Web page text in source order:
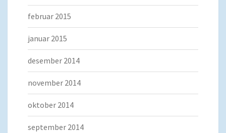
februar 2015
januar 2015
desember 2014
november 2014
oktober 2014
september 2014